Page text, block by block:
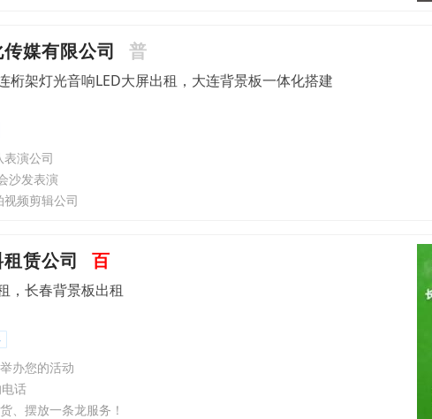
媒有限公司 普
桁架灯光音响LED大屏出租，大连背景板一体化搭建
演公司
沙发表演
频剪辑公司
赁公司 百
，长春背景板出租
办您的活动
话
、摆放一条龙服务！